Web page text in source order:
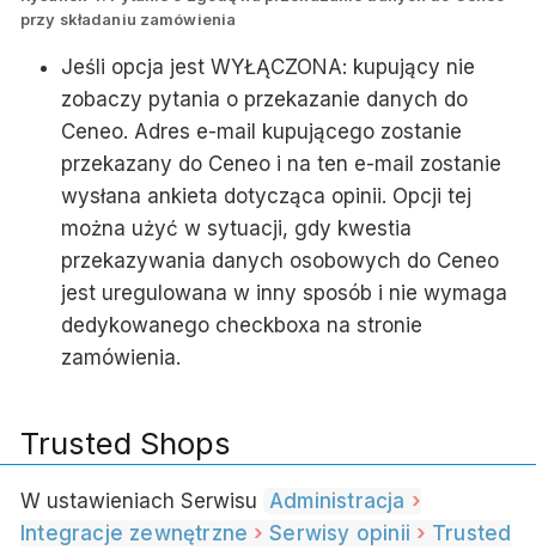
przy składaniu zamówienia
Jeśli opcja jest WYŁĄCZONA: kupujący nie
zobaczy pytania o przekazanie danych do
Ceneo. Adres e-mail kupującego zostanie
przekazany do Ceneo i na ten e-mail zostanie
wysłana ankieta dotycząca opinii. Opcji tej
można użyć w sytuacji, gdy kwestia
przekazywania danych osobowych do Ceneo
jest uregulowana w inny sposób i nie wymaga
dedykowanego checkboxa na stronie
zamówienia.
Trusted Shops
W ustawieniach Serwisu Administracja
Integracje zewnętrzne
Serwisy opinii
Trusted